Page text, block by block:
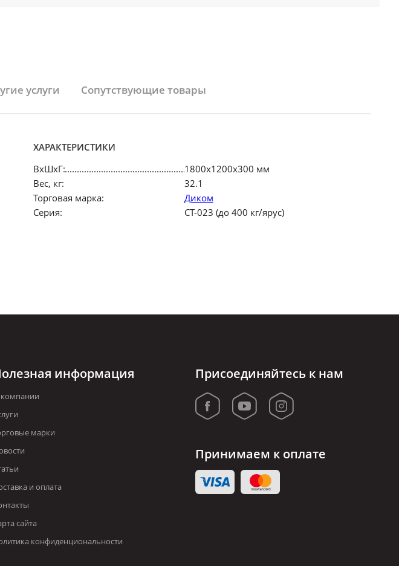
услуги Сопутствующие товары
ХАРАКТЕРИСТИКИ
ВхШхГ:
1800х1200х300 мм
Вес, кг:
32.1
Торговая марка:
Диком
Серия:
СТ-023 (до 400 кг/ярус)
информация
марки
и оплата
сайта
конфиденциональности
Присоединяйтесь к нам
Принимаем к оплате